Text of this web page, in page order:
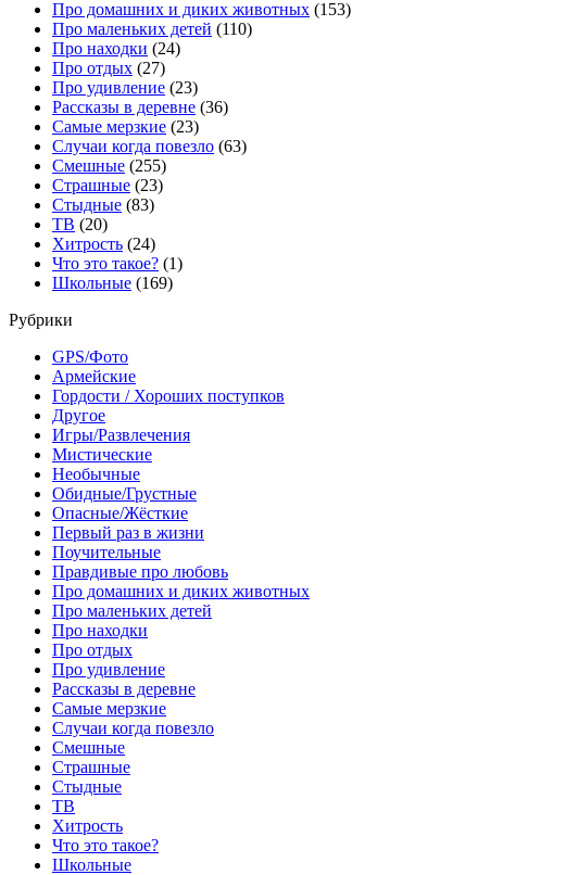
Про домашних и диких животных (153)
Про маленьких детей (110)
Про находки (24)
Про отдых (27)
Про удивление (23)
Рассказы в деревне (36)
Самые мерзкие (23)
Случаи когда повезло (63)
Смешные (255)
Страшные (23)
Стыдные (83)
ТВ (20)
Хитрость (24)
Что это такое? (1)
Школьные (169)
Рубрики
GPS/Фото
Армейские
Гордости / Хороших поступков
Другое
Игры/Развлечения
Мистические
Необычные
Обидные/Грустные
Опасные/Жёсткие
Первый раз в жизни
Поучительные
Правдивые про любовь
Про домашних и диких животных
Про маленьких детей
Про находки
Про отдых
Про удивление
Рассказы в деревне
Самые мерзкие
Случаи когда повезло
Смешные
Страшные
Стыдные
ТВ
Хитрость
Что это такое?
Школьные